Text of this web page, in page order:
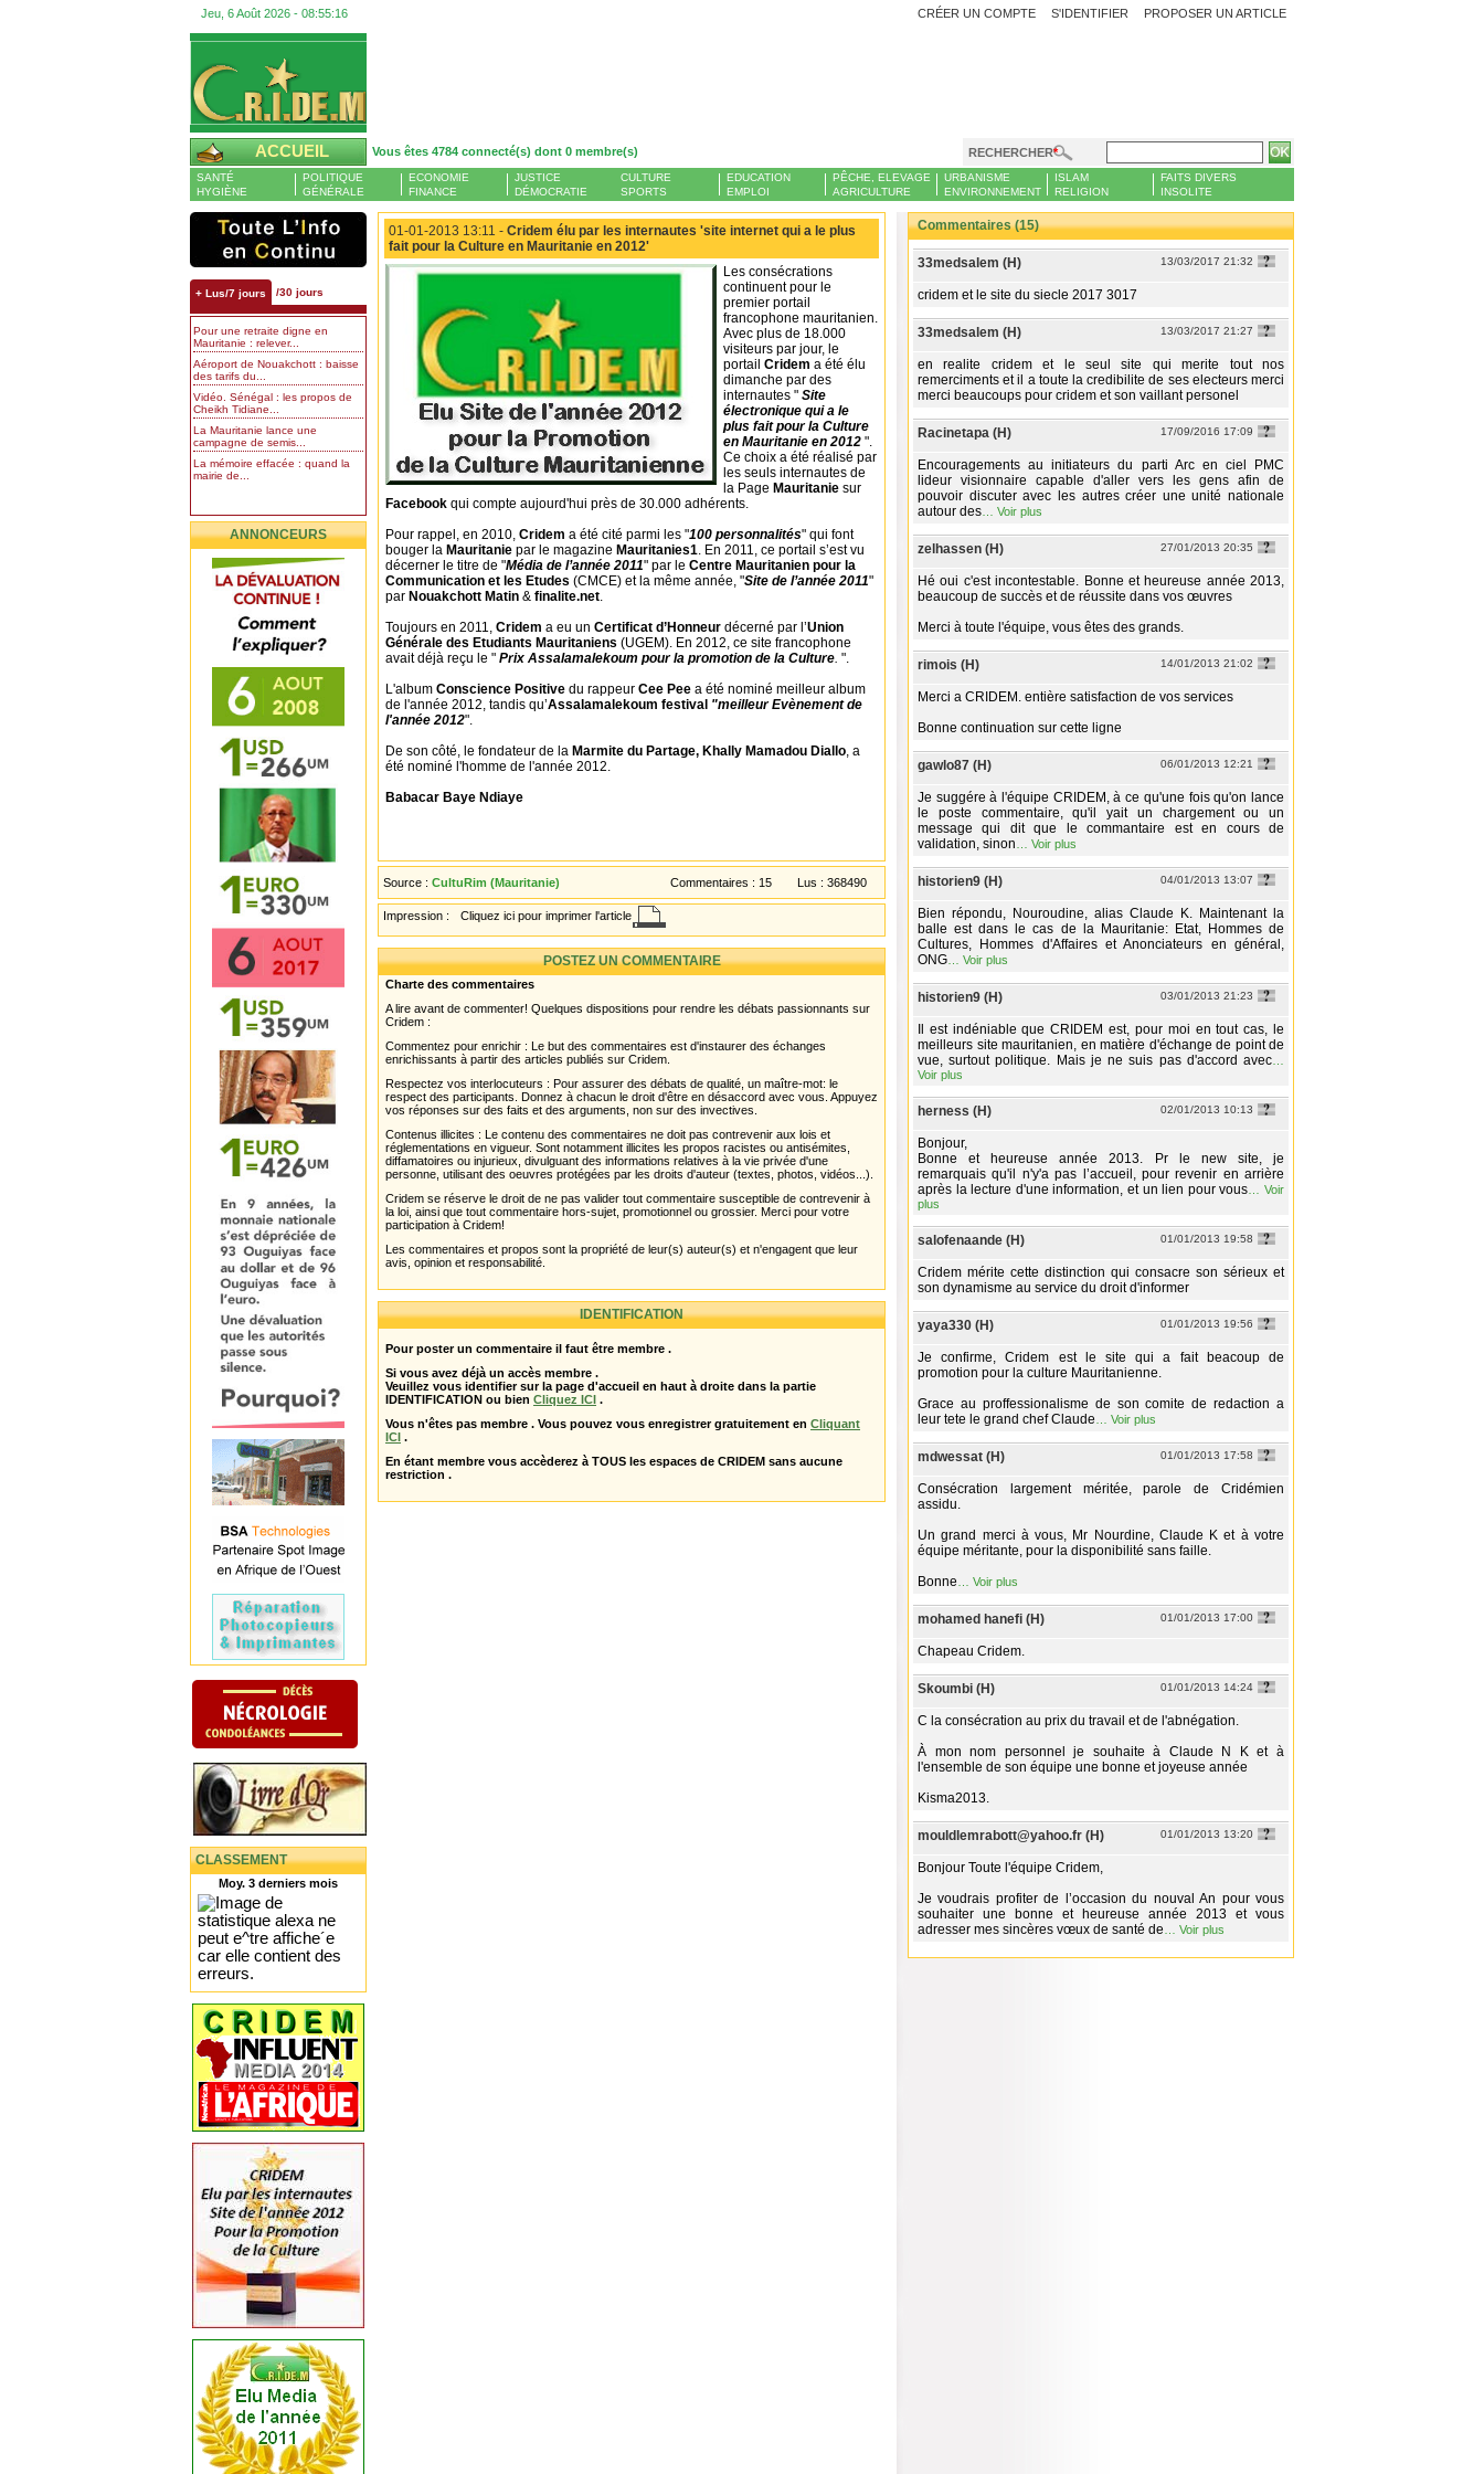
Jeu, 6 Août 2026 - 08:55:17 PROPOSER UN ARTICLE
CRÉER UN COMPTE S'IDENTIFIER
ACCUEIL Vous êtes 4784 connecté(s) dont 0 membre(s) RECHERCHER
SANTÉ
HYGIÈNE
POLITIQUE
GÉNÉRALE
ECONOMIE
FINANCE
JUSTICE
DÉMOCRATIE
CULTURE
SPORTS
EDUCATION
EMPLOI
PÊCHE, ELEVAGE
AGRICULTURE
URBANISME
ENVIRONNEMENT
ISLAM
RELIGION
FAITS DIVERS
INSOLITE
+ Lus/7 jours /30 jours
Pour une retraite digne en
Mauritanie : relever...
Aéroport de Nouakchott : baisse
des tarifs du...
Vidéo. Sénégal : les propos de
Cheikh Tidiane...
La Mauritanie lance une
campagne de semis...
La mémoire effacée : quand la
mairie de...
ANNONCEURS
CLASSEMENT
Moy. 3 derniers mois
01-01-2013 13:11 - Cridem élu par les internautes 'site internet qui a le plus
fait pour la Culture en Mauritanie en 2012'
Les consécrations
continuent pour le
premier portail
francophone mauritanien.
Avec plus de 18.000
visiteurs par jour, le
portail Cridem a été élu
dimanche par des
internautes " Site
électronique qui a le
plus fait pour la Culture
en Mauritanie en 2012 ".
Ce choix a été réalisé par
les seuls internautes de
la Page Mauritanie sur
Facebook qui compte aujourd'hui près de 30.000 adhérents.
Pour rappel, en 2010, Cridem a été cité parmi les "100 personnalités" qui font
bouger la Mauritanie par le magazine Mauritanies1. En 2011, ce portail s’est vu
décerner le titre de "Média de l’année 2011" par le Centre Mauritanien pour la
Communication et les Etudes (CMCE) et la même année, "Site de l’année 2011"
par Nouakchott Matin & finalite.net.
Toujours en 2011, Cridem a eu un Certificat d’Honneur décerné par l’Union
Générale des Etudiants Mauritaniens (UGEM). En 2012, ce site francophone
avait déjà reçu le " Prix Assalamalekoum pour la promotion de la Culture. ".
L'album Conscience Positive du rappeur Cee Pee a été nominé meilleur album
de l'année 2012, tandis qu’Assalamalekoum festival "meilleur Evènement de
l'année 2012".
De son côté, le fondateur de la Marmite du Partage, Khally Mamadou Diallo, a
été nominé l'homme de l'année 2012.
Babacar Baye Ndiaye
Source : CultuRim (Mauritanie) Commentaires : 15 Lus : 368490
Impression : Cliquez ici pour imprimer l'article
POSTEZ UN COMMENTAIRE
Charte des commentaires
A lire avant de commenter! Quelques dispositions pour rendre les débats passionnants sur
Cridem :
Commentez pour enrichir : Le but des commentaires est d'instaurer des échanges
enrichissants à partir des articles publiés sur Cridem.
Respectez vos interlocuteurs : Pour assurer des débats de qualité, un maître-mot: le
respect des participants. Donnez à chacun le droit d'être en désaccord avec vous. Appuyez
vos réponses sur des faits et des arguments, non sur des invectives.
Contenus illicites : Le contenu des commentaires ne doit pas contrevenir aux lois et
réglementations en vigueur. Sont notamment illicites les propos racistes ou antisémites,
diffamatoires ou injurieux, divulguant des informations relatives à la vie privée d'une
personne, utilisant des oeuvres protégées par les droits d'auteur (textes, photos, vidéos...).
Cridem se réserve le droit de ne pas valider tout commentaire susceptible de contrevenir à
la loi, ainsi que tout commentaire hors-sujet, promotionnel ou grossier. Merci pour votre
participation à Cridem!
Les commentaires et propos sont la propriété de leur(s) auteur(s) et n'engagent que leur
avis, opinion et responsabilité.
IDENTIFICATION
Pour poster un commentaire il faut être membre .
Si vous avez déjà un accès membre .
Veuillez vous identifier sur la page d'accueil en haut à droite dans la partie
IDENTIFICATION ou bien Cliquez ICI .
Vous n'êtes pas membre . Vous pouvez vous enregistrer gratuitement en Cliquant
ICI .
En étant membre vous accèderez à TOUS les espaces de CRIDEM sans aucune
restriction .
Commentaires (15)
33medsalem (H) 13/03/2017 21:32
cridem et le site du siecle 2017 3017
33medsalem (H) 13/03/2017 21:27
en realite cridem et le seul site qui merite tout nos
remerciments et il a toute la credibilite de ses electeurs merci
merci beaucoups pour cridem et son vaillant personel
Racinetapa (H) 17/09/2016 17:09
Encouragements au initiateurs du parti Arc en ciel PMC
lideur visionnaire capable d'aller vers les gens afin de
pouvoir discuter avec les autres créer une unité nationale
autour des
Voir plus
zelhassen (H) 27/01/2013 20:35
Hé oui c'est incontestable. Bonne et heureuse année 2013,
beaucoup de succès et de réussite dans vos œuvres
Merci à toute l'équipe, vous êtes des grands.
rimois (H) 14/01/2013 21:02
Merci a CRIDEM. entière satisfaction de vos services
Bonne continuation sur cette ligne
gawlo87 (H) 06/01/2013 12:21
Je suggére à l'équipe CRIDEM, à ce qu'une fois qu'on lance
le poste commentaire, qu'il yait un chargement ou un
message qui dit que le commantaire est en cours de
validation, sinon
Voir plus
historien9 (H) 04/01/2013 13:07
Bien répondu, Nouroudine, alias Claude K. Maintenant la
balle est dans le cas de la Mauritanie: Etat, Hommes de
Cultures, Hommes d'Affaires et Anonciateurs en général,
ONG
Voir plus
historien9 (H) 03/01/2013 21:23
Il est indéniable que CRIDEM est, pour moi en tout cas, le
meilleurs site mauritanien, en matière d'échange de point de
vue, surtout politique. Mais je ne suis pas d'accord avec
Voir plus
herness (H) 02/01/2013 10:13
Bonjour,
Bonne et heureuse année 2013. Pr le new site, je
remarquais qu'il n'y'a pas l’accueil, pour revenir en arrière
après la lecture d'une information, et un lien pour vous …Voir
plus
salofenaande (H) 01/01/2013 19:58
Cridem mérite cette distinction qui consacre son sérieux et
son dynamisme au service du droit d'informer
yaya330 (H) 01/01/2013 19:56
Je confirme, Cridem est le site qui a fait beacoup de
promotion pour la culture Mauritanienne.
Grace au proffessionalisme de son comite de redaction a
leur tete le grand chef Claude
Voir plus
mdwessat (H) 01/01/2013 17:58
Consécration largement méritée, parole de Cridémien
assidu.
Un grand merci à vous, Mr Nourdine, Claude K et à votre
équipe méritante, pour la disponibilité sans faille.
Bonne
Voir plus
mohamed hanefi (H) 01/01/2013 17:00
Chapeau Cridem.
Skoumbi (H) 01/01/2013 14:24
C la consécration au prix du travail et de l'abnégation.
À mon nom personnel je souhaite à Claude N K et à
l'ensemble de son équipe une bonne et joyeuse année
Kisma2013.
mouldlemrabott@yahoo.fr (H) 01/01/2013 13:20
Bonjour Toute l'équipe Cridem,
Je voudrais profiter de l’occasion du nouval An pour vous
souhaiter une bonne et heureuse année 2013 et vous
adresser mes sincères vœux de santé de
Voir plus